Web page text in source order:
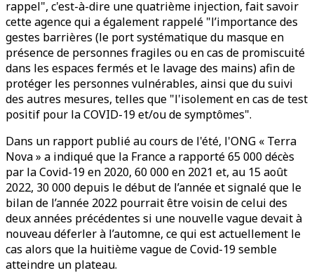
rappel", c'est-à-dire une quatrième injection, fait savoir
cette agence qui a également rappelé "l’importance des
gestes barrières (le port systématique du masque en
présence de personnes fragiles ou en cas de promiscuité
dans les espaces fermés et le lavage des mains) afin de
protéger les personnes vulnérables, ainsi que du suivi
des autres mesures, telles que "l'isolement en cas de test
positif pour la COVID-19 et/ou de symptômes".
Dans un rapport publié au cours de l'été, l'ONG « Terra
Nova » a indiqué que la France a rapporté 65 000 décès
par la Covid-19 en 2020, 60 000 en 2021 et, au 15 août
2022, 30 000 depuis le début de l’année et signalé que le
bilan de l’année 2022 pourrait être voisin de celui des
deux années précédentes si une nouvelle vague devait à
nouveau déferler à l’automne, ce qui est actuellement le
cas alors que la huitième vague de Covid-19 semble
atteindre un plateau.